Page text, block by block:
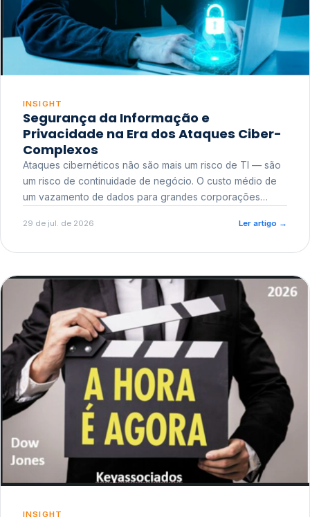
INSIGHT
Segurança da Informação e
Privacidade na Era dos Ataques Ciber-
Complexos
Ataques cibernéticos não são mais um risco de TI — são
um risco de continuidade de negócio. O custo médio de
um vazamento de dados para grandes corporações
reputacional e o risco regulatório junto a órgãos como a
29 de jul. de 2026 Ler artigo →
INSIGHT